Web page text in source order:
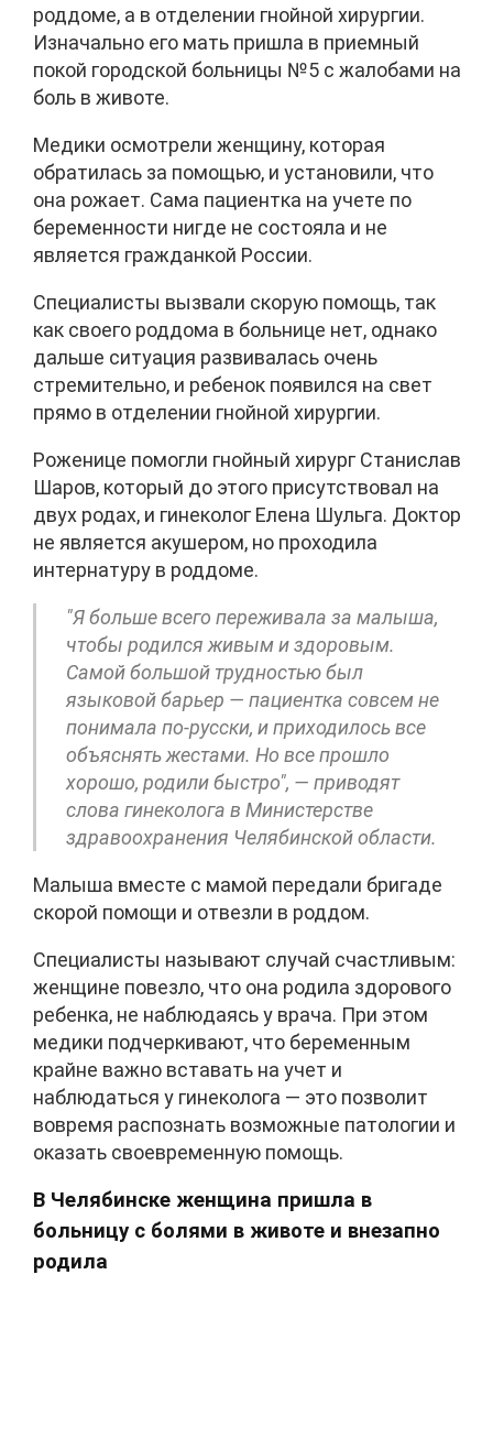
роддоме, а в отделении гнойной хирургии.
Изначально его мать пришла в приемный
покой городской больницы №5 с жалобами на
боль в животе.
Медики осмотрели женщину, которая
обратилась за помощью, и установили, что
она рожает. Сама пациентка на учете по
беременности нигде не состояла и не
является гражданкой России.
Специалисты вызвали скорую помощь, так
как своего роддома в больнице нет, однако
дальше ситуация развивалась очень
стремительно, и ребенок появился на свет
прямо в отделении гнойной хирургии.
Роженице помогли гнойный хирург Станислав
Шаров, который до этого присутствовал на
двух родах, и гинеколог Елена Шульга. Доктор
не является акушером, но проходила
интернатуру в роддоме.
"Я больше всего переживала за малыша,
чтобы родился живым и здоровым.
Самой большой трудностью был
языковой барьер — пациентка совсем не
понимала по-русски, и приходилось все
объяснять жестами. Но все прошло
хорошо, родили быстро", — приводят
слова гинеколога в Министерстве
здравоохранения Челябинской области.
Малыша вместе с мамой передали бригаде
скорой помощи и отвезли в роддом.
Специалисты называют случай счастливым:
женщине повезло, что она родила здорового
ребенка, не наблюдаясь у врача. При этом
медики подчеркивают, что беременным
крайне важно вставать на учет и
наблюдаться у гинеколога — это позволит
вовремя распознать возможные патологии и
оказать своевременную помощь.
В Челябинске женщина пришла в
больницу с болями в животе и внезапно
родила